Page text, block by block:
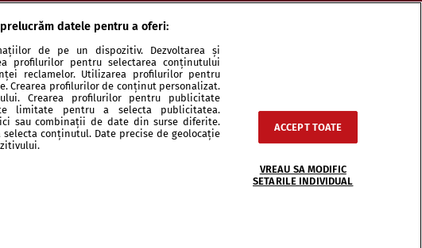
Autori și specialiști Echipa Contact Sitemap
datele pentru a oferi:
de pe un dispozitiv. Dezvoltarea și
profilurilor pentru selectarea conținutului
reclamelor. Utilizarea profilurilor pentru
Crearea profilurilor de conținut personalizat.
Crearea profilurilor pentru publicitate
limitate pentru a selecta publicitatea.
sau combinații de date din surse diferite.
conținutul. Date precise de geolocație
ACCEPT TOATE
VREAU SA MODIFIC
SETARILE INDIVIDUAL